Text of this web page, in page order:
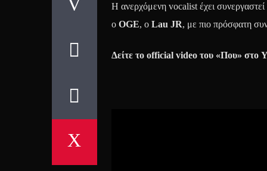
Η ανερχόμενη vocalist έχει
ο OGE, ο Lau JR, με πιο πρόσφατη
Δείτε το official video του «Που» στο